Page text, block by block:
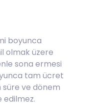
boyunca
olmak üzere
sona ermesi
tam ücret
süre ve dönem
edilmez.